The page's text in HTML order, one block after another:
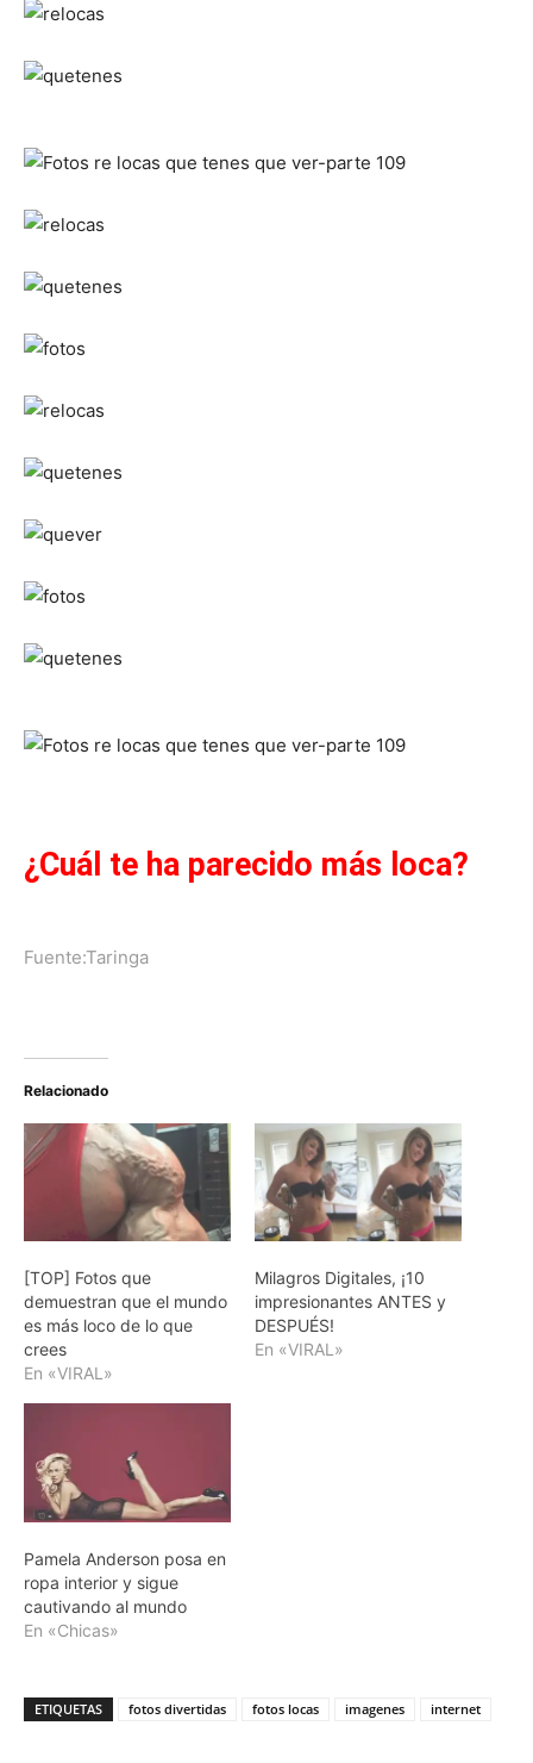
¿Cuál te ha parecido más loca?
Fuente:Taringa
Relacionado
[TOP] Fotos que
demuestran que el mundo
es más loco de lo que
crees
En «VIRAL»
Milagros Digitales, ¡10
impresionantes ANTES y
DESPUÉS!
En «VIRAL»
Pamela Anderson posa en
ropa interior y sigue
cautivando al mundo
En «Chicas»
ETIQUETAS fotos divertidas fotos locas imagenes internet